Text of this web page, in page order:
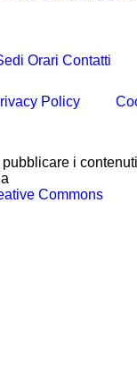
Orari Contatti
Policy
i
Commons